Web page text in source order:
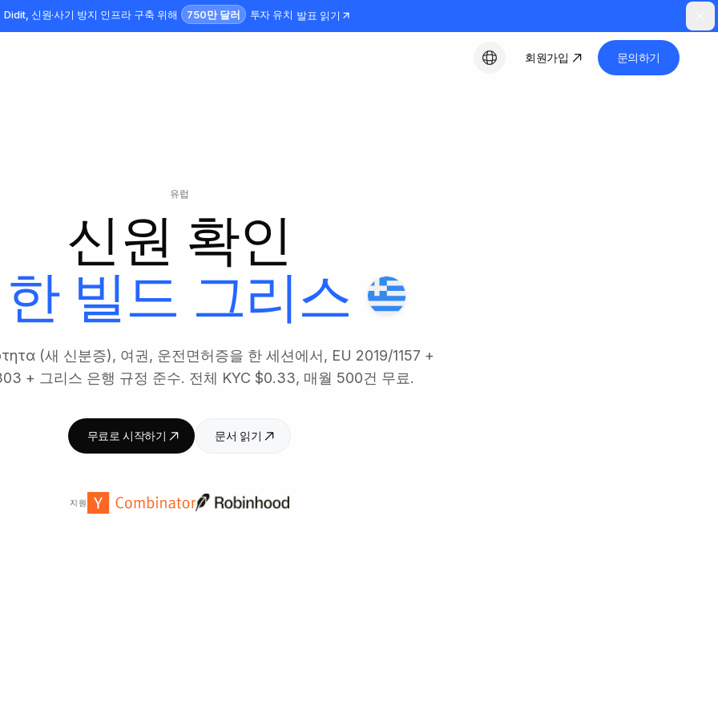
Didit, 신원·사기 방지 인프라 구축 위해 750만 달러 투자 유치 발표 읽기
한국어
회원가입 문의하기
유럽
신원 확인
빌드 그리스
(새 신분증), 여권, 운전면허증을 한 세션에서, EU 2019/1157 +
+ 그리스 은행 규정 준수. 전체 KYC $0.33, 매월 500건 무료.
무료로 시작하기 문서 읽기
지원